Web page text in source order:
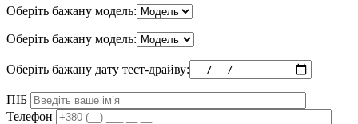
Оберіть бажану модель:
Оберіть бажану модель:
Оберіть бажану дату тест-драйву:
ПІБ
Телефон